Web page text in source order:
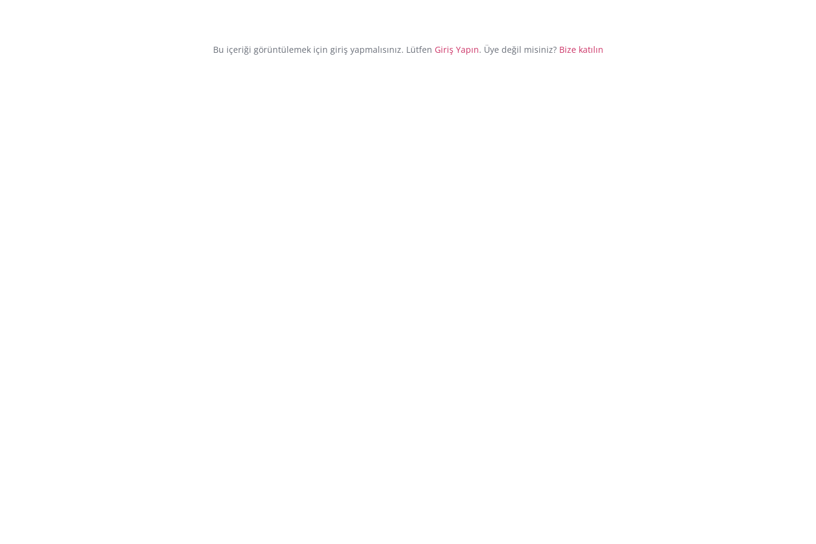
Bu içeriği görüntülemek için giriş yapmalısınız. Lütfen Giriş Yapın. Üye değil misiniz? Bize katılın